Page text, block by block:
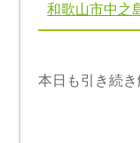
和歌山市中之
本日も引き続き